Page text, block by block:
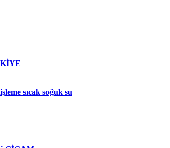
sıcak soğuk su